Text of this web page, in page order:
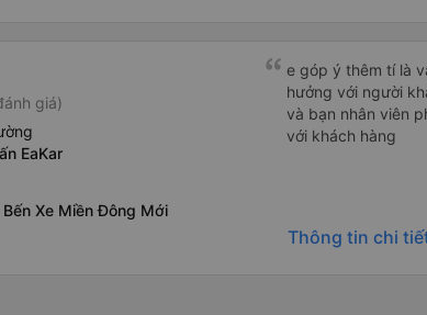
giá)
EaKar
Xe Miền Đông Mới
e góp ý thêm tí là
hưởng với người khác em vẫn đánh giá về chất lượng
và bạn nhân viên
với khách hàng
Thông tin chi